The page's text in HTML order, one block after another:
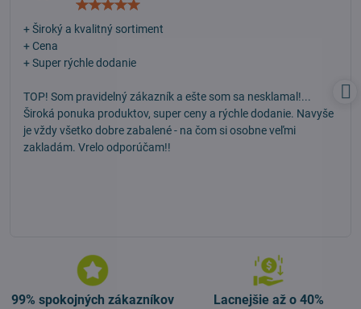
+ Široký a kvalitný sortiment
+ Cena
+ Super rýchle dodanie
TOP! Som pravidelný zákazník a ešte som sa nesklamal!...
Široká ponuka produktov, super ceny a rýchle dodanie. Navyše
je vždy všetko dobre zabalené - na čom si osobne veľmi
zakladám. Vrelo odporúčam!!
99% spokojných zákazníkov Lacnejšie až o 40%